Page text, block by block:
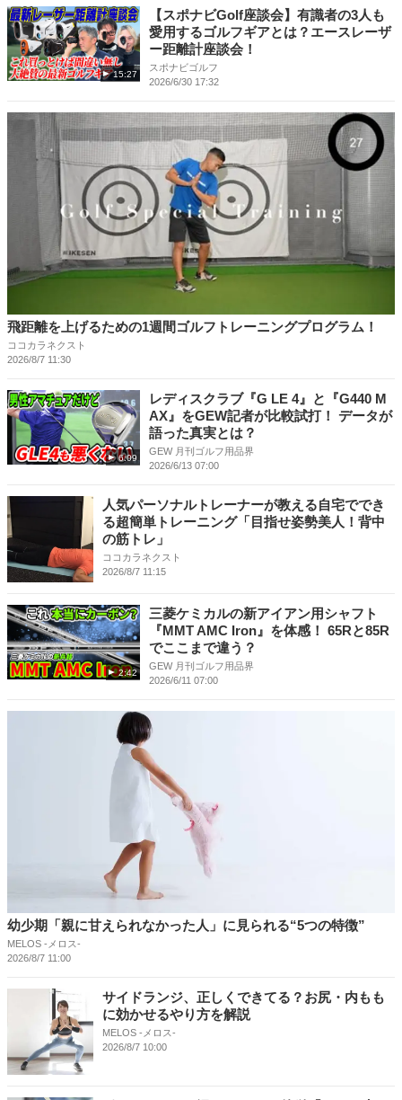
15:27
【スポナビGolf座談会】有識者の3人も
愛用するゴルフギアとは？エースレーザ
ー距離計座談会！
スポナビゴルフ
2026/6/30 17:32
飛距離を上げるための1週間ゴルフトレーニングプログラム！
ココカラネクスト
2026/8/7 11:30
6:09
レディスクラブ『G LE 4』と『G440 M
AX』をGEW記者が比較試打！ データが
語った真実とは？
GEW 月刊ゴルフ用品界
2026/6/13 07:00
人気パーソナルトレーナーが教える自宅ででき
る超簡単トレーニング「目指せ姿勢美人！背中
の筋トレ」
ココカラネクスト
2026/8/7 11:15
2:42
三菱ケミカルの新アイアン用シャフト
『MMT AMC Iron』を体感！ 65Rと85R
でここまで違う？
GEW 月刊ゴルフ用品界
2026/6/11 07:00
幼少期「親に甘えられなかった人」に見られる“5つの特徴”
MELOS -メロス-
2026/8/7 11:00
サイドランジ、正しくできてる？お尻・内もも
に効かせるやり方を解説
MELOS -メロス-
2026/8/7 10:00